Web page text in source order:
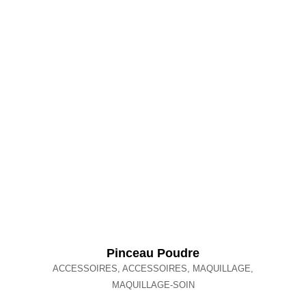
Pinceau Poudre
ACCESSOIRES, ACCESSOIRES, MAQUILLAGE,
MAQUILLAGE-SOIN